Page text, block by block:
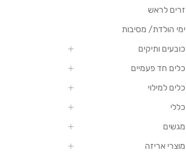
זרים לראש
ימי הולדת/ מסיבות
כובעים ותיקים
כלים חד פעמיים
כלים למילוי
כללי
מגשים
מוצרי אריזה